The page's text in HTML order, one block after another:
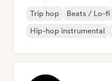
Trip hop Beats / Lo-fi
Hip-hop instrumental